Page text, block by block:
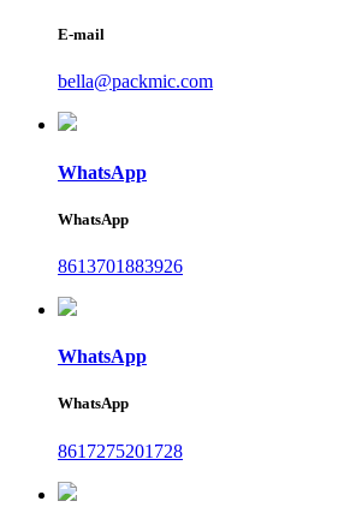
E-mail
bella@packmic.com
WhatsApp
WhatsApp
8613701883926
WhatsApp
WhatsApp
8617275201728